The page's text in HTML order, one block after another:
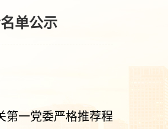
单公示
第一党委严格推荐程